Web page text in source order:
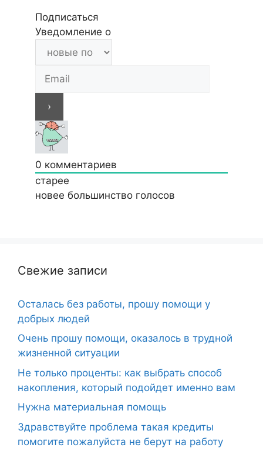
Подписаться
Уведомление о
0 комментариев
старее
новее большинство голосов
Свежие записи
Осталась без работы, прошу помощи у
добрых людей
Очень прошу помощи, оказалось в трудной
жизненной ситуации
Не только проценты: как выбрать способ
накопления, который подойдет именно вам
Нужна материальная помощь
Здравствуйте проблема такая кредиты
помогите пожалуйста не берут на работу